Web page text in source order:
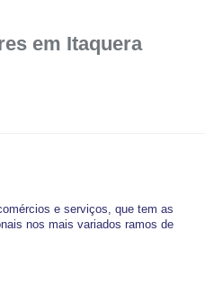
em Itaquera
e serviços, que tem as
nos mais variados ramos de